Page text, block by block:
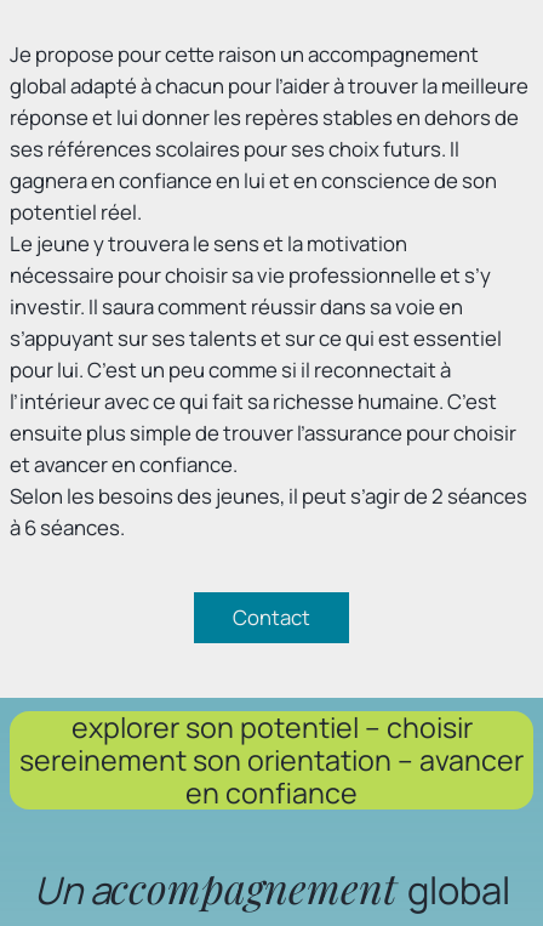
Je propose pour cette raison un accompagnement
global adapté à chacun pour l’aider à trouver la meilleure
réponse et lui donner les repères stables en dehors de
ses références scolaires pour ses choix futurs. Il
gagnera en confiance en lui et en conscience de son
potentiel réel.
Le jeune y trouvera le sens et la motivation
nécessaire pour choisir sa vie professionnelle et s’y
investir. Il saura comment réussir dans sa voie en
s’appuyant sur ses talents et sur ce qui est essentiel
pour lui. C’est un peu comme si il reconnectait à
l’intérieur avec ce qui fait sa richesse humaine. C’est
ensuite plus simple de trouver l’assurance pour choisir
et avancer en confiance.
Selon les besoins des jeunes, il peut s’agir de 2 séances
à 6 séances.
Contact
explorer son potentiel – choisir
sereinement son orientation – avancer
en confiance
Un accompagnementglobal